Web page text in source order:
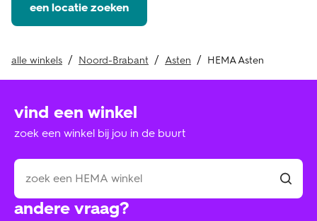
een locatie zoeken
alle winkels Noord-Brabant Asten HEMA Asten
andere vraag?
vind een winkel
zoek een winkel bij jou in de buurt